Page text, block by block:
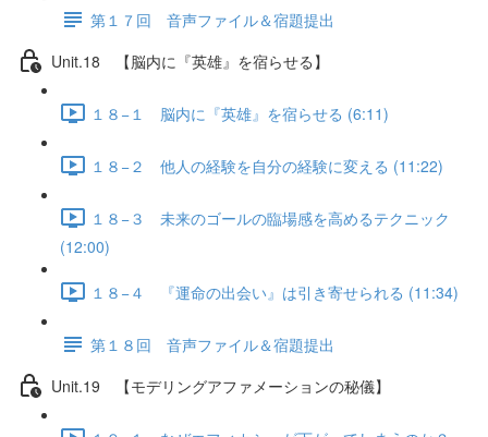
第１７回 音声ファイル＆宿題提出
Unit.18 【脳内に『英雄』を宿らせる】
１８−１ 脳内に『英雄』を宿らせる (6:11)
１８−２ 他人の経験を自分の経験に変える (11:22)
１８−３ 未来のゴールの臨場感を高めるテクニック
(12:00)
１８−４ 『運命の出会い』は引き寄せられる (11:34)
第１８回 音声ファイル＆宿題提出
Unit.19 【モデリングアファメーションの秘儀】